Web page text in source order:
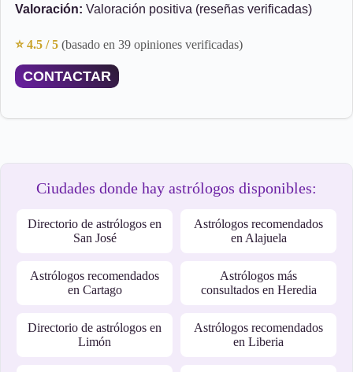
Valoración: Valoración positiva (reseñas verificadas)
⭐ 4.5 / 5 (basado en 39 opiniones verificadas)
CONTACTAR
Ciudades donde hay astrólogos disponibles:
Directorio de astrólogos en
San José
Astrólogos recomendados
en Alajuela
Astrólogos recomendados
en Cartago
Astrólogos más
consultados en Heredia
Directorio de astrólogos en
Limón
Astrólogos recomendados
en Liberia